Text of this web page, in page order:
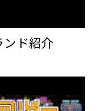
ンド紹介